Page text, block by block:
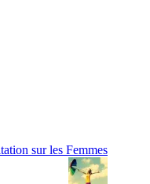
sur les Femmes